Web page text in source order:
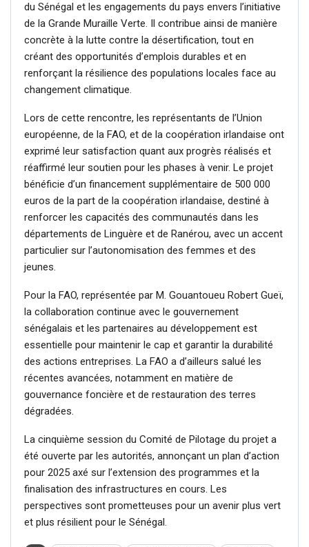
du Sénégal et les engagements du pays envers l’initiative
de la Grande Muraille Verte. Il contribue ainsi de manière
concrète à la lutte contre la désertification, tout en
créant des opportunités d’emplois durables et en
renforçant la résilience des populations locales face au
changement climatique.
Lors de cette rencontre, les représentants de l’Union
européenne, de la FAO, et de la coopération irlandaise ont
exprimé leur satisfaction quant aux progrès réalisés et
réaffirmé leur soutien pour les phases à venir. Le projet
bénéficie d’un financement supplémentaire de 500 000
euros de la part de la coopération irlandaise, destiné à
renforcer les capacités des communautés dans les
départements de Linguère et de Ranérou, avec un accent
particulier sur l’autonomisation des femmes et des
jeunes.
Pour la FAO, représentée par M. Gouantoueu Robert Gueï,
la collaboration continue avec le gouvernement
sénégalais et les partenaires au développement est
essentielle pour maintenir le cap et garantir la durabilité
des actions entreprises. La FAO a d’ailleurs salué les
récentes avancées, notamment en matière de
gouvernance foncière et de restauration des terres
dégradées.
La cinquième session du Comité de Pilotage du projet a
été ouverte par les autorités, annonçant un plan d’action
pour 2025 axé sur l’extension des programmes et la
finalisation des infrastructures en cours. Les
perspectives sont prometteuses pour un avenir plus vert
et plus résilient pour le Sénégal.